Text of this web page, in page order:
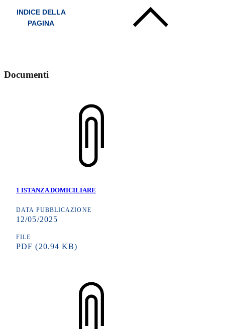
INDICE DELLA
PAGINA
Documenti
1 ISTANZA DOMICILIARE
DATA PUBBLICAZIONE
12/05/2025
FILE
PDF(20.94 KB)